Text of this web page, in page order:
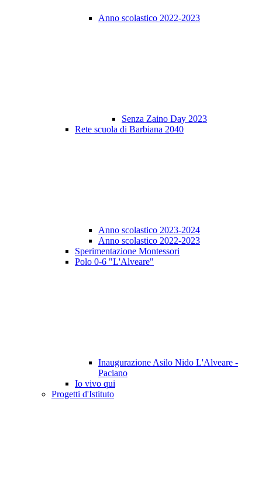
Anno scolastico 2022-2023
Senza Zaino Day 2023
Rete scuola di Barbiana 2040
Anno scolastico 2023-2024
Anno scolastico 2022-2023
Sperimentazione Montessori
Polo 0-6 "L'Alveare"
Inaugurazione Asilo Nido L'Alveare -
Paciano
Io vivo qui
Progetti d'Istituto